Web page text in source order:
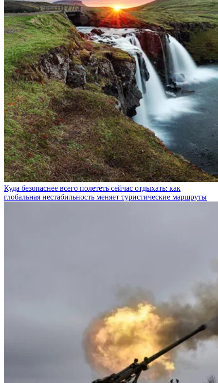
Куда безопаснее всего полететь сейчас отдыхать: как
глобальная нестабильность меняет туристические маршруты